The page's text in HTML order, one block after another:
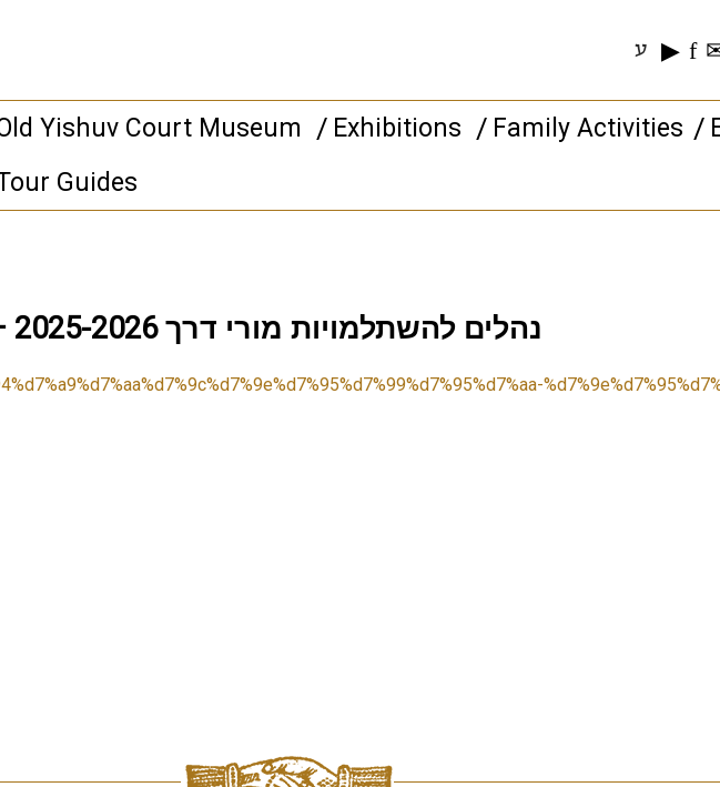
ע ▶ f
Yishuv Court Museum Exhibitions Family Activities
Guides
‏‏‏‏נהלים להשתלמויות מורי דרך 2025-2026 – מוזיאון חצר הישוב הישן – אנגלית